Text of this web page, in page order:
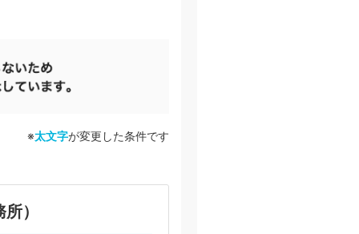
※太文字が変更した条件です
）